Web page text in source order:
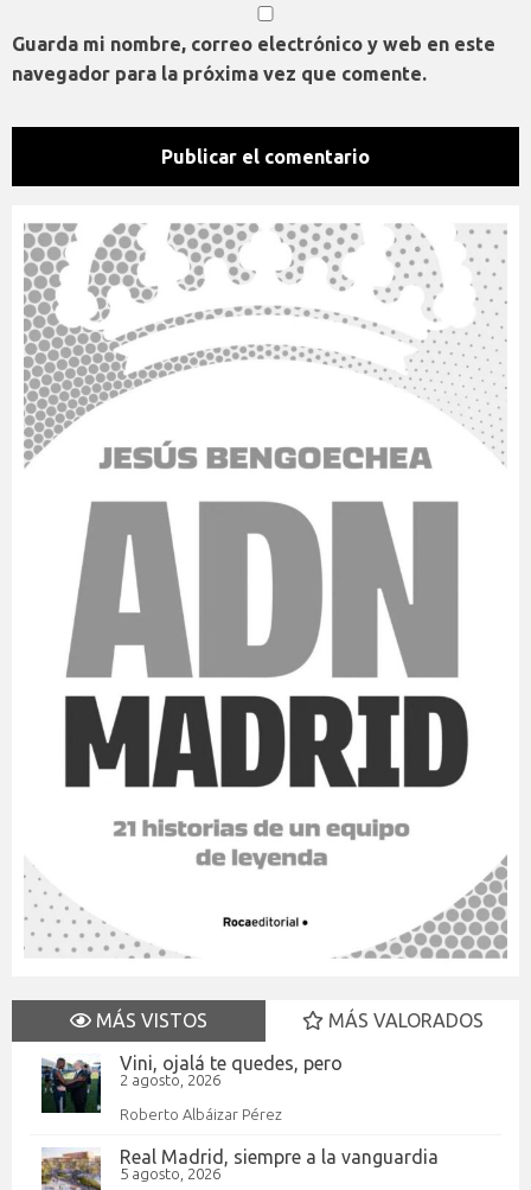
Guarda mi nombre, correo electrónico y web en este
navegador para la próxima vez que comente.
MÁS VISTOS
MÁS VALORADOS
Vini, ojalá te quedes, pero
2 agosto, 2026
Roberto Albáizar Pérez
Real Madrid, siempre a la vanguardia
5 agosto, 2026